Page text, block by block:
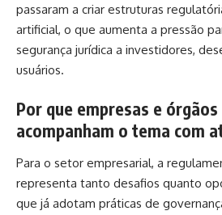
passaram a criar estruturas
artificial, o que aumenta a pressão
segurança jurídica a investidores,
usuários.
Por que empresas e
acompanham o tema com
Para o setor empresarial, a
representa tanto desafios quanto
que já adotam práticas de